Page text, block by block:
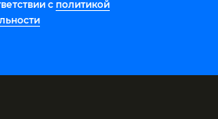
с политикой